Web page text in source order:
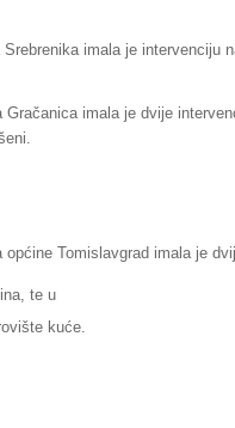
imala je intervenciju
Gračanica imala je dvije
općine Tomislavgrad imala je
te u
kuće.